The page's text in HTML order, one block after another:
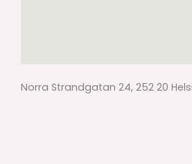
Norra Strandgatan 24, 252 20